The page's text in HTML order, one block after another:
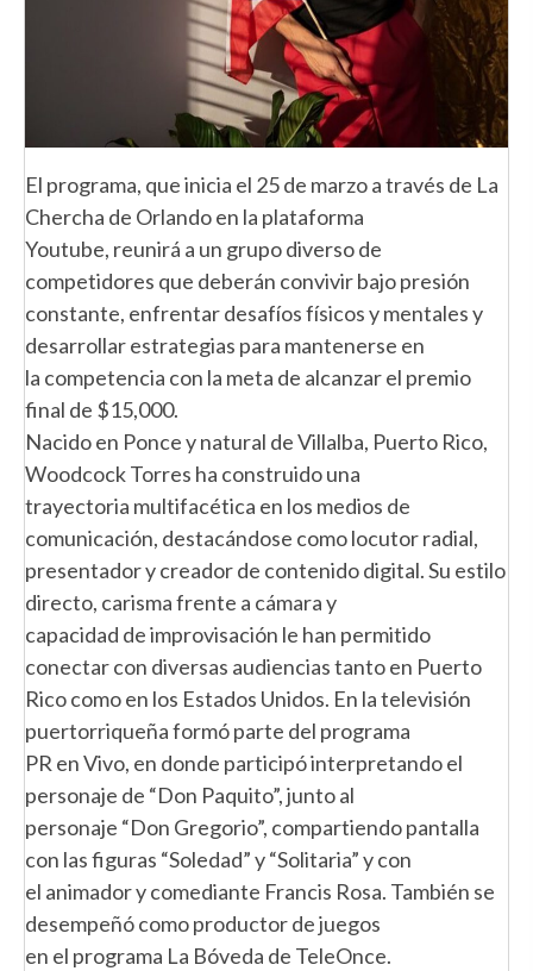
El programa, que inicia el 25 de marzo a través de La
Chercha de Orlando en la plataforma
Youtube, reunirá a un grupo diverso de
competidores que deberán convivir bajo presión
constante, enfrentar desafíos físicos y mentales y
desarrollar estrategias para mantenerse en
la competencia con la meta de alcanzar el premio
final de $15,000.
Nacido en Ponce y natural de Villalba, Puerto Rico,
Woodcock Torres ha construido una
trayectoria multifacética en los medios de
comunicación, destacándose como locutor radial,
presentador y creador de contenido digital. Su estilo
directo, carisma frente a cámara y
capacidad de improvisación le han permitido
conectar con diversas audiencias tanto en Puerto
Rico como en los Estados Unidos. En la televisión
puertorriqueña formó parte del programa
PR en Vivo, en donde participó interpretando el
personaje de “Don Paquito”, junto al
personaje “Don Gregorio”, compartiendo pantalla
con las figuras “Soledad” y “Solitaria” y con
el animador y comediante Francis Rosa. También se
desempeñó como productor de juegos
en el programa La Bóveda de TeleOnce.